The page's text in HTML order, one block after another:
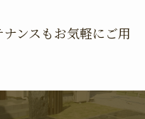
ンスもお気軽にご用